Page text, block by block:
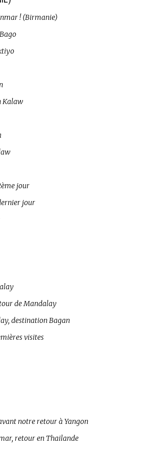
! (Birmanie)
Kalaw
jour
jour
de Mandalay
destination Bagan
visites
notre retour à Yangon
retour en Thailande